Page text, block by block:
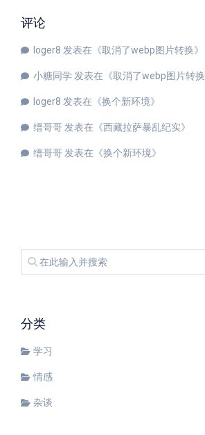
评论
loger8 发表在《取消了webp图片转换》
小糖同学发表在《取消了webp图片转换
loger8 发表在《换个新环境》
缙哥哥发表在《西藏拉萨暴乱纪实》
缙哥哥发表在《换个新环境》
分类
学习
情感
杂谈